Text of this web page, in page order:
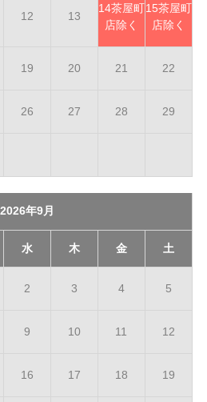
12 13
14茶屋町
店除く
15茶屋町
店除く
19 20 21 22
26 27 28 29
2026年9月
水 木 金 土
2 3 4 5
9 10 11 12
16 17 18 19